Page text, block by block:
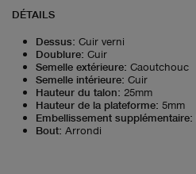
DÉTAILS
Dessus: Cuir verni
Doublure: Cuir
Semelle extérieure: Caoutchouc
Semelle intérieure: Cuir
Hauteur du talon: 25mm
Hauteur de la plateforme: 5mm
Embellissement supplémentaire:
Bout: Arrondi